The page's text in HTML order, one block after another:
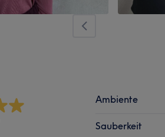
Ambiente
Sauberkeit